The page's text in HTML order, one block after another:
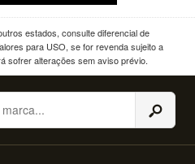
estados, consulte diferencial de
para USO, se for revenda sujeito a
sofrer alterações sem aviso prévio.